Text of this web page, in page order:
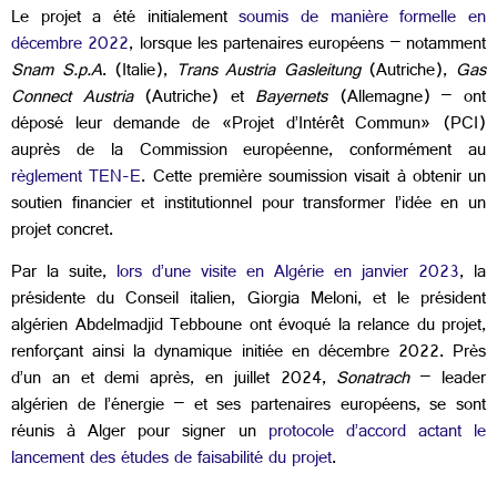
Le projet a été initialementsoumis de manière formelle en
décembre 2022, lorsque les partenaires européens – notamment
Snam S.p.A. (Italie), Trans Austria Gasleitung(Autriche), Gas
Connect Austria (Autriche) et Bayernets(Allemagne) – ont
déposé leur demande de «Projet d’Intérêt Commun» (PCI)
auprès de la Commission européenne, conformément au
règlement TEN-E. Cette première soumission visait à obtenir un
soutien financier et institutionnel pour transformer l’idée en un
projet concret.
Par la suite, lors d’une visite en Algérie en janvier 2023, la
présidente du Conseil italien, Giorgia Meloni, et le président
algérien Abdelmadjid Tebboune ont évoqué la relance du projet,
renforçant ainsi la dynamique initiée en décembre 2022. Près
d’un an et demi après, en juillet 2024, Sonatrach– leader
algérien de l’énergie – et ses partenaires européens, se sont
réunis à Alger pour signer un protocole d’accord actant le
lancement des études de faisabilité du projet.